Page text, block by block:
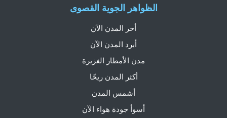
الظواهر الجوية القصوى
أحر المدن الآن
أبرد المدن الآن
مدن الأمطار الغزيرة
أكثر المدن ريحًا
أشمس المدن
أسوأ جودة هواء الآن